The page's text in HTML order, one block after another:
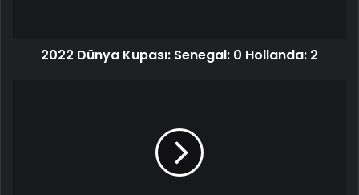
2022 Dünya Kupası: Senegal: 0 Hollanda: 2